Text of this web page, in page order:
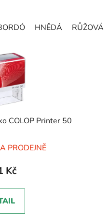
HNĚDÁ RŮŽOVÁ
COLOP Printer 50
hodnocení
produktu
5,0
z
PRODEJNĚ
Kč